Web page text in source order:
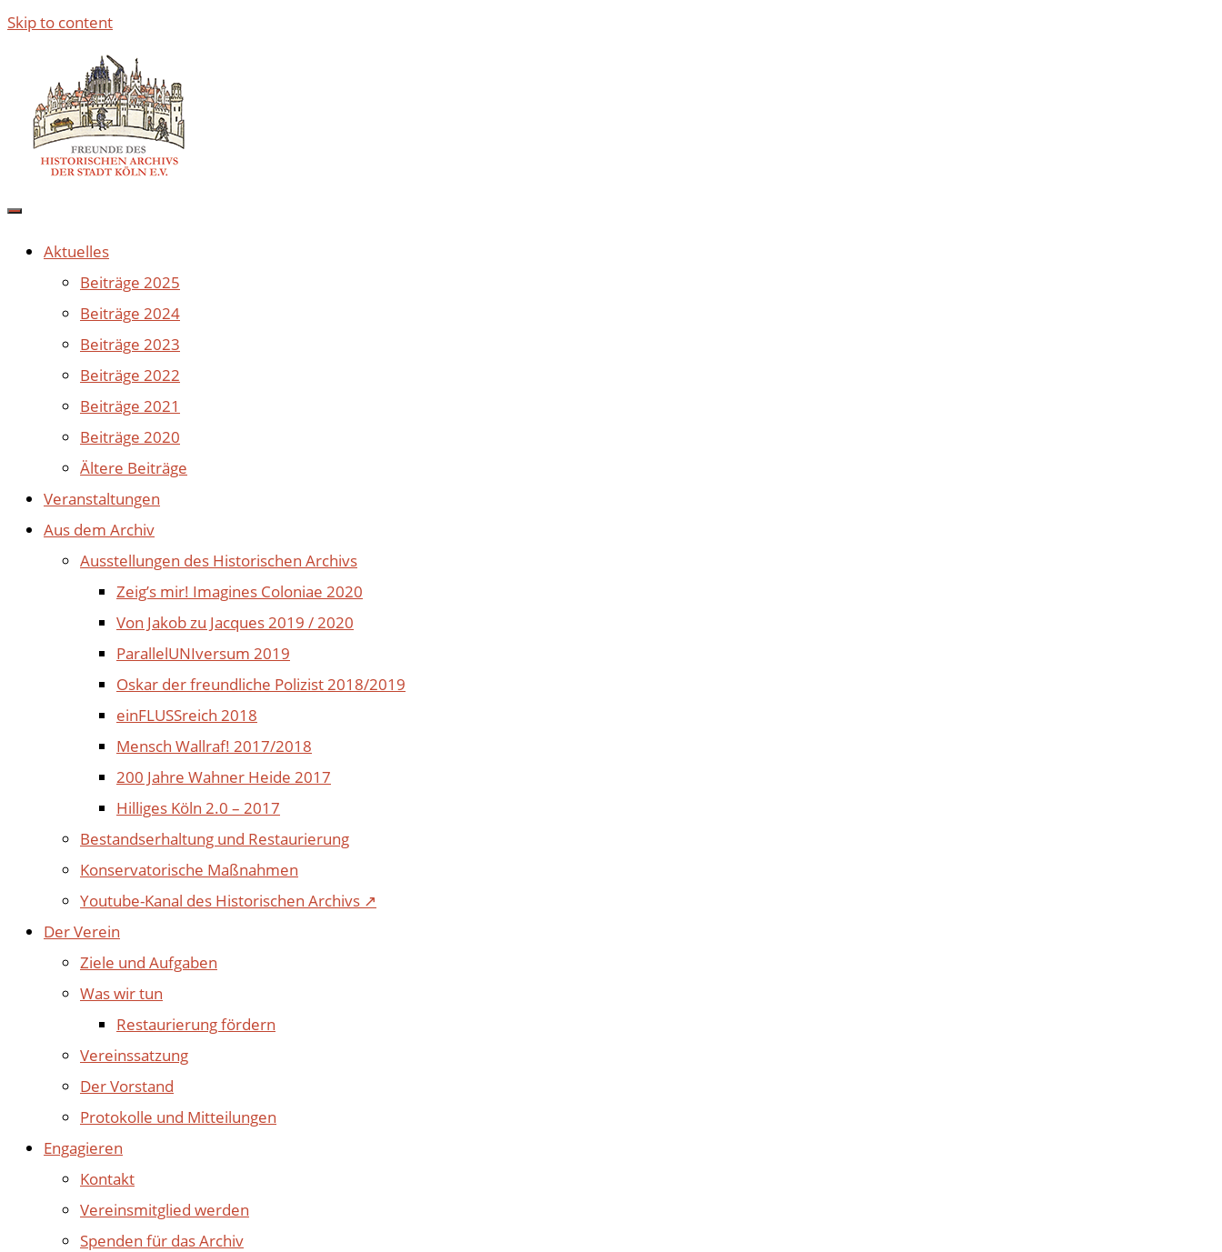
Skip to content
Aktuelles
Beiträge 2025
Beiträge 2024
Beiträge 2023
Beiträge 2022
Beiträge 2021
Beiträge 2020
Ältere Beiträge
Veranstaltungen
Aus dem Archiv
Ausstellungen des Historischen Archivs
Zeig’s mir! Imagines Coloniae 2020
Von Jakob zu Jacques 2019 / 2020
ParallelUNIversum 2019
Oskar der freundliche Polizist 2018/2019
einFLUSSreich 2018
Mensch Wallraf! 2017/2018
200 Jahre Wahner Heide 2017
Hilliges Köln 2.0 – 2017
Bestandserhaltung und Restaurierung
Konservatorische Maßnahmen
Youtube-Kanal des Historischen Archivs ↗
Der Verein
Ziele und Aufgaben
Was wir tun
Restaurierung fördern
Vereinssatzung
Der Vorstand
Protokolle und Mitteilungen
Engagieren
Kontakt
Vereinsmitglied werden
Spenden für das Archiv